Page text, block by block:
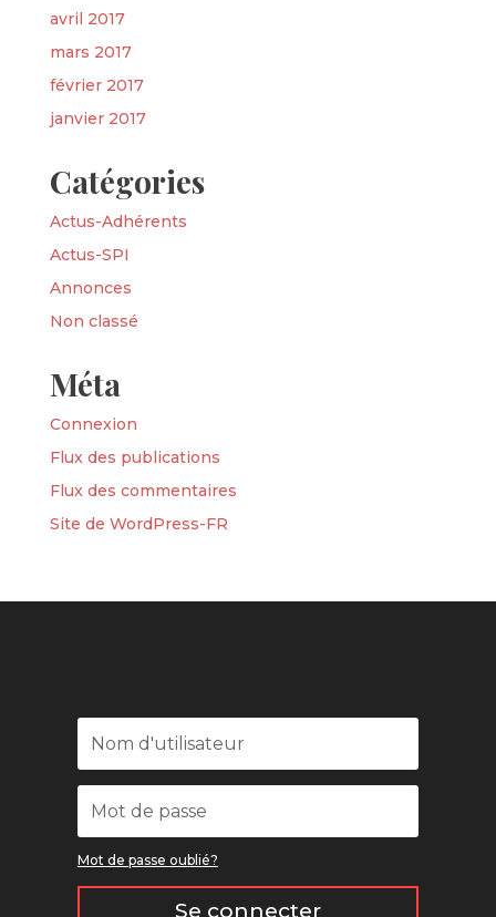
avril 2017
mars 2017
février 2017
janvier 2017
Catégories
Actus-Adhérents
Actus-SPI
Annonces
Non classé
Méta
Connexion
Flux des publications
Flux des commentaires
Site de WordPress-FR
Mot de passe oublié?
Se connecter